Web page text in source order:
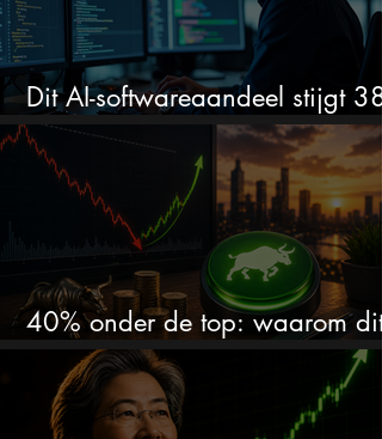
Dit AI-softwareaandeel stijgt
en zet de SaaS-crash op zijn
40% onder de top: waarom dit
aandeel weer interessant wordt